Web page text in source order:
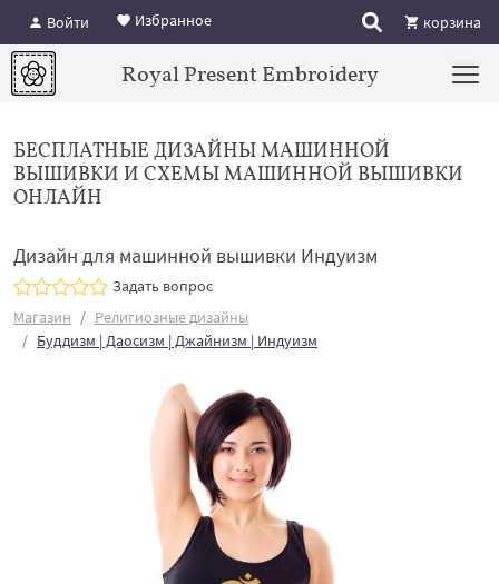
Войти Избранное корзина
Royal Present Embroidery
БЕСПЛАТНЫЕ ДИЗАЙНЫ МАШИННОЙ
ВЫШИВКИ И СХЕМЫ МАШИННОЙ ВЫШИВКИ
ОНЛАЙН
Дизайн для машинной вышивки Индуизм
Задать вопрос
Магазин
Религиозные дизайны
Буддизм | Даосизм | Джайнизм | Индуизм